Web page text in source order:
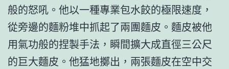
般的怒吼。他以一種專業包水餃的極限速度，
從旁邊的麵粉堆中抓起了兩團麵皮。麵皮被他
用氣功般的捏製手法，瞬間擴大成直徑三公尺
的巨大麵皮。他猛地擲出，兩張麵皮在空中交